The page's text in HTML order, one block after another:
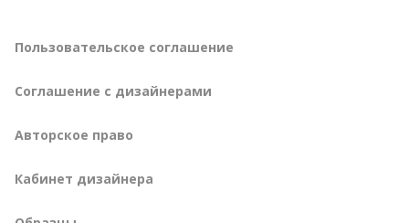
Пользовательское соглашение
Соглашение с дизайнерами
Авторское право
Кабинет дизайнера